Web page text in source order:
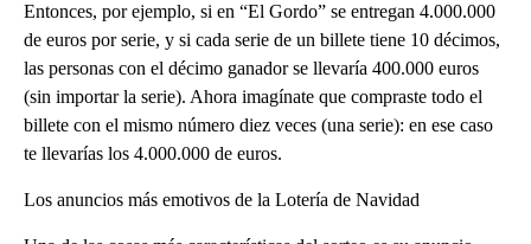
Entonces, por ejemplo, si en “El Gordo” se entregan 4.000.000
de euros por serie, y si cada serie de un billete tiene 10 décimos,
las personas con el décimo ganador se llevaría 400.000 euros
(sin importar la serie). Ahora imagínate que compraste todo el
billete con el mismo número diez veces (una serie): en ese caso
te llevarías los 4.000.000 de euros.
Los anuncios más emotivos de la Lotería de Navidad